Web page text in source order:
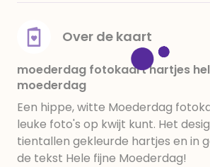
voedingszuur: citroenzuur E 330,
E415, water, bevochtigingsmiddel
E433, kleurstoffen: E102, E110, E122:
concentratie van kinderen negatief
E133, E151. Chocolade bevat ten
cacaobestanddelen. Kan sporen
bevatten. Koel en droog bewaren.
Over de kaart
moederdag fotokaart hartjes
moederdag
Een hippe, witte Moederdag
leuke foto's op kwijt kunt. Het
tientallen gekleurde hartjes en in
de tekst Hele fijne Moederdag!